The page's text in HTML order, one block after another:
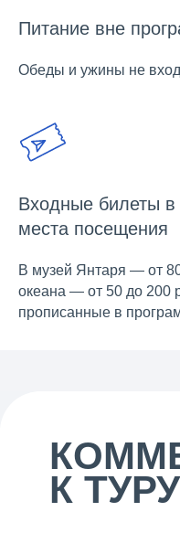
Питание вне
Обеды и ужины не
Входные билеты
места посещения
В музей Янтаря — от
океана — от 50 до 200
прописанные в
К